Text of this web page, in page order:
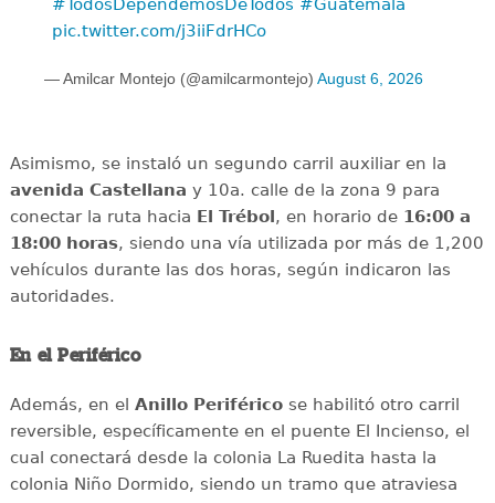
#TodosDependemosDeTodos #Guatemala
pic.twitter.com/j3iiFdrHCo
— Amilcar Montejo (@amilcarmontejo) August 6, 2026
Asimismo, se instaló un segundo carril auxiliar en la
avenida Castellana y 10a. calle de la zona 9 para
conectar la ruta hacia El Trébol , en horario de 16:00 a
18:00 horas, siendo una vía utilizada por más de 1,200
vehículos durante las dos horas, según indicaron las
autoridades.
En el Periférico
Además, en el Anillo Periféricose habilitó otro carril
reversible, específicamente en el puente El Incienso, el
cual conectará desde la colonia La Ruedita hasta la
colonia Niño Dormido, siendo un tramo que atraviesa